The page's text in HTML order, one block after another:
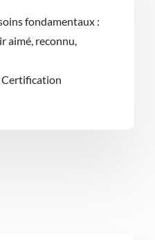
fondamentaux :
aimé, reconnu,